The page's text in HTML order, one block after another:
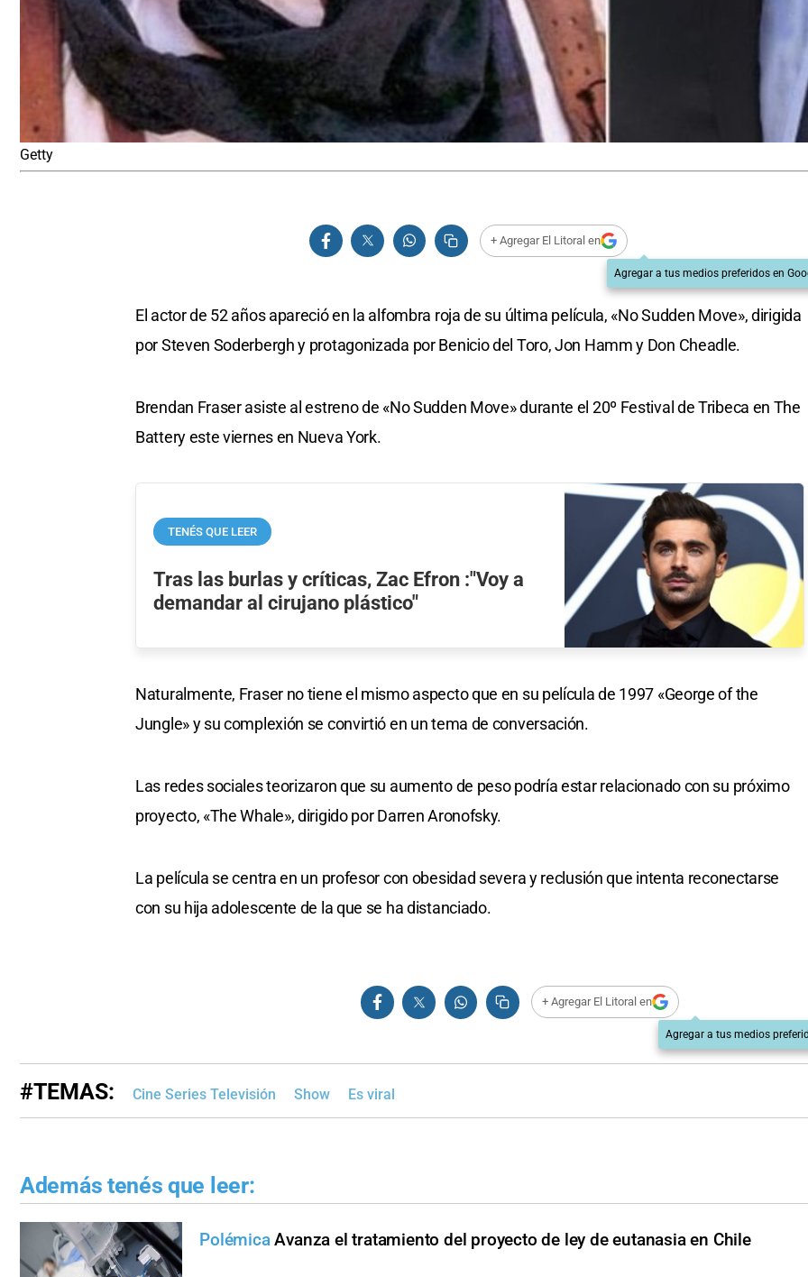
Getty
+ Agregar El Litoral en
Agregar a tus medios preferidos en
El actor de 52 años apareció en la alfombra roja de su última película, «No Sudden Move», dirigida
por Steven Soderbergh y protagonizada por Benicio del Toro, Jon Hamm y Don Cheadle.
Brendan Fraser asiste al estreno de «No Sudden Move» durante el 20º Festival de Tribeca en The
Battery este viernes en Nueva York.
TENÉS QUE LEER
Tras las burlas y críticas, Zac Efron :"Voy a
demandar al cirujano plástico"
Naturalmente, Fraser no tiene el mismo aspecto que en su película de 1997 «George of the
Jungle» y su complexión se convirtió en un tema de conversación.
Las redes sociales teorizaron que su aumento de peso podría estar relacionado con su próximo
proyecto, «The Whale», dirigido por Darren Aronofsky.
La película se centra en un profesor con obesidad severa y reclusión que intenta reconectarse
con su hija adolescente de la que se ha distanciado.
+ Agregar El Litoral en
Agregar a tus medios
#TEMAS: Cine Series Televisión Show Es viral
Además tenés que leer:
Polémica Avanza el tratamiento del proyecto de ley de eutanasia en Chile